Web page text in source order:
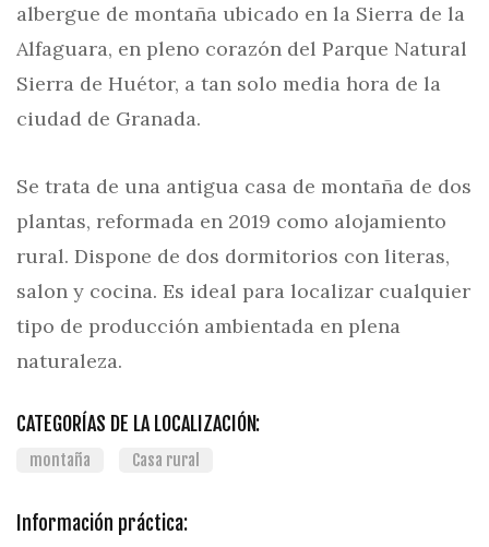
albergue de montaña ubicado en la Sierra de la
Alfaguara, en pleno corazón del Parque Natural
Sierra de Huétor, a tan solo media hora de la
ciudad de Granada.
Se trata de una antigua casa de montaña de dos
plantas, reformada en 2019 como alojamiento
rural. Dispone de dos dormitorios con literas,
salon y cocina. Es ideal para localizar cualquier
tipo de producción ambientada en plena
naturaleza.
CATEGORÍAS DE LA LOCALIZACIÓN:
montaña Casa rural
Información práctica: